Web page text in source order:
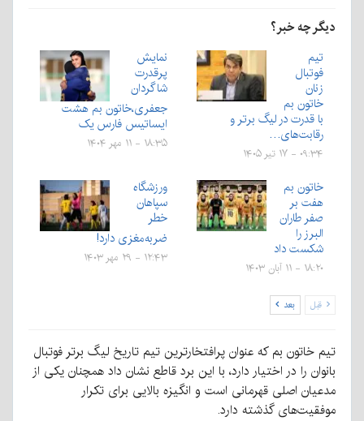
دیگر چه خبر؟
تیم
فوتبال
زنان
خاتون بم
با قدرت در لیگ برتر و
رقابت‌های…
۰۹:۳۴ - ۱۷ تیر ۱۴۰۵
نمایش
پرقدرت
شاگردان
جعفری،خاتون بم هشت
ایساتیس فارس یک
۱۸:۳۵ - ۱۱ مهر ۱۴۰۴
خاتون بم
هفت بر
صفر طاران
البرز را
شکست داد
۱۸:۲۰ - ۱۱ آبان ۱۴۰۳
ورزشگاه
سپاهان
خطر
ضربه‌مغزی دارد!
۱۲:۴۳ - ۲۹ مهر ۱۴۰۳
قبل بعد
تیم خاتون بم که عنوان پرافتخارترین تیم تاریخ لیگ برتر فوتبال
بانوان را در اختیار دارد، با این برد قاطع نشان داد همچنان یکی از
مدعیان اصلی قهرمانی است و انگیزه بالایی برای تکرار
موفقیت‌های گذشته دارد.